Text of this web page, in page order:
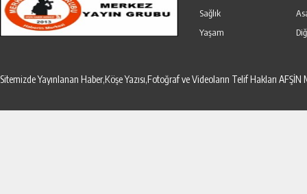
Sağlık
Yaşam
Sitemizde Yayınlanan Haber,Köşe Yazısı,Fotoğraf ve Videoların Telif Hakları